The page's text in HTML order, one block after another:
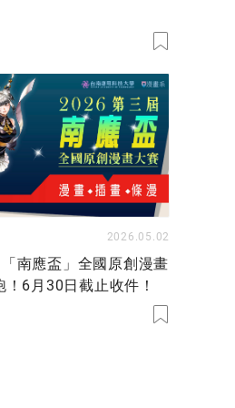
2026.05.02
南應盃」全國原創漫畫
！6月30日截止收件！